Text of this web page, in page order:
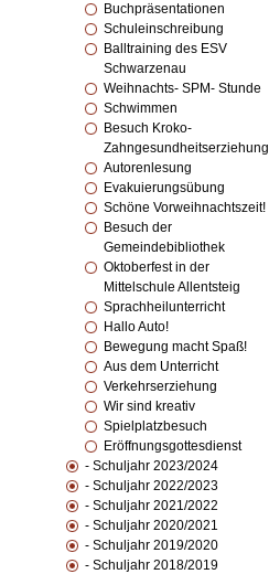
Buchpräsentationen
Schuleinschreibung
Balltraining des ESV
Schwarzenau
Weihnachts- SPM- Stunde
Schwimmen
Besuch Kroko-
Zahngesundheitserziehung
Autorenlesung
Evakuierungsübung
Schöne Vorweihnachtszeit!
Besuch der
Gemeindebibliothek
Oktoberfest in der
Mittelschule Allentsteig
Sprachheilunterricht
Hallo Auto!
Bewegung macht Spaß!
Aus dem Unterricht
Verkehrserziehung
Wir sind kreativ
Spielplatzbesuch
Eröffnungsgottesdienst
- Schuljahr 2023/2024
- Schuljahr 2022/2023
- Schuljahr 2021/2022
- Schuljahr 2020/2021
- Schuljahr 2019/2020
- Schuljahr 2018/2019